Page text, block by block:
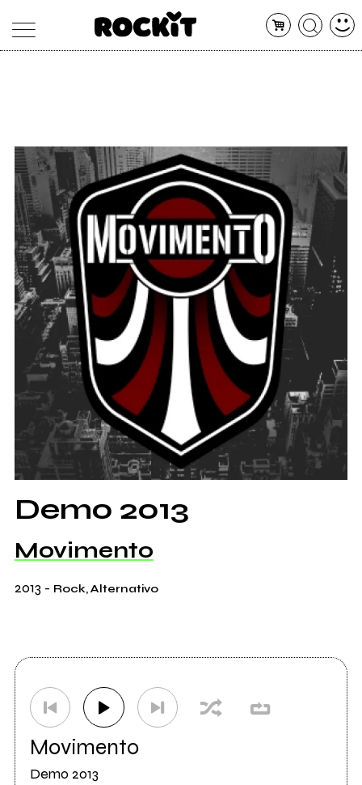
ARTISTI
CONCERTI
SHOP
RADIO
Demo 2013
Movimento
2013 - Rock, Alternativo
Movimento
Demo 2013